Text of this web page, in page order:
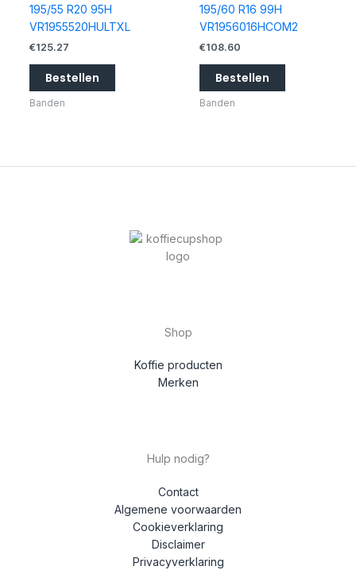
195/55 R20 95H
VR1955520HULTXL
€125.27
Bestellen
Banden
195/60 R16 99H
VR1956016HCOM2
€108.60
Bestellen
Banden
Shop
Koffie producten
Merken
Hulp nodig?
Contact
Algemene voorwaarden
Cookieverklaring
Disclaimer
Privacyverklaring